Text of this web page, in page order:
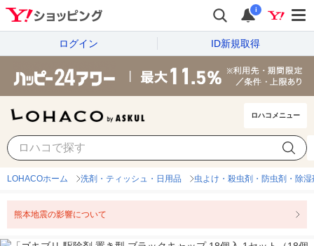
i
ログイン ID新規取得
ロハコメニュー
LOHACOホーム 洗剤・ティッシュ・日用品 虫よけ・殺虫剤・防虫剤・除湿
熊本地震の影響について